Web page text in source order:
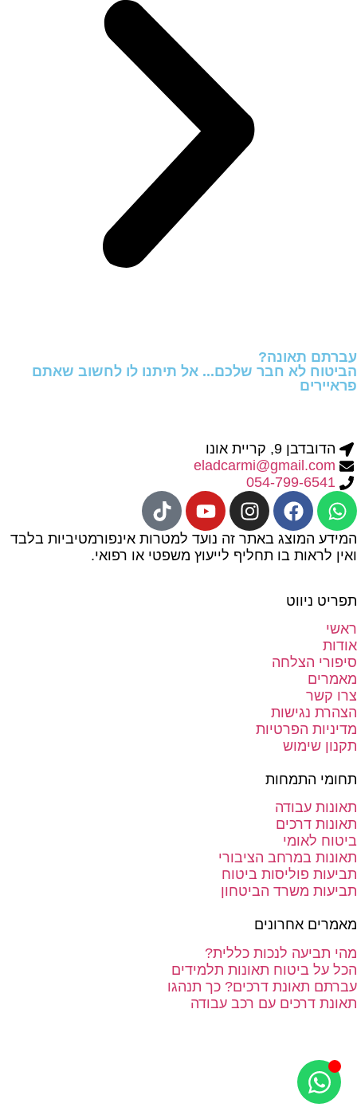
עברתם תאונה?
הביטוח לא חבר שלכם... אל תיתנו לו לחשוב שאתם
פראיירים
הדובדבן 9, קריית אונו
eladcarmi@gmail.com
054-799-6541
המידע המוצג באתר זה נועד למטרות אינפורמטיביות בלבד
ואין לראות בו תחליף לייעוץ משפטי או רפואי.
תפריט ניווט
ראשי
אודות
סיפורי הצלחה
מאמרים
צרו קשר
הצהרת נגישות
מדיניות הפרטיות
תקנון שימוש
תחומי התמחות
תאונות עבודה
תאונות דרכים
ביטוח לאומי
תאונות במרחב הציבורי
תביעות פוליסות ביטוח
תביעות משרד הביטחון
מאמרים אחרונים
מהי תביעה לנכות כללית?
הכל על ביטוח תאונות תלמידים
עברתם תאונת דרכים? כך תנהגו
תאונת דרכים עם רכב עבודה